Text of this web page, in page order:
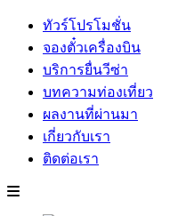
ทัวร์โปรโมชั่น
จองตั๋วเครื่องบิน
บริการยื่นวีซ่า
บทความท่องเที่ยว
ผลงานที่ผ่านมา
เกี่ยวกับเรา
ติดต่อเรา